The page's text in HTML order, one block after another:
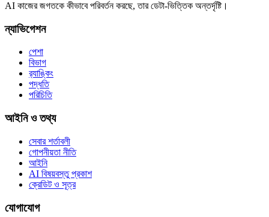
AI কাজের জগতকে কীভাবে পরিবর্তন করছে, তার ডেটা-ভিত্তিক অন্তর্দৃষ্টি।
ন্যাভিগেশন
পেশা
বিভাগ
র‍্যাঙ্কিং
পদ্ধতি
পরিচিতি
আইনি ও তথ্য
সেবার শর্তাবলী
গোপনীয়তা নীতি
আইনি
AI বিষয়বস্তু প্রকাশ
ক্রেডিট ও সূত্র
যোগাযোগ